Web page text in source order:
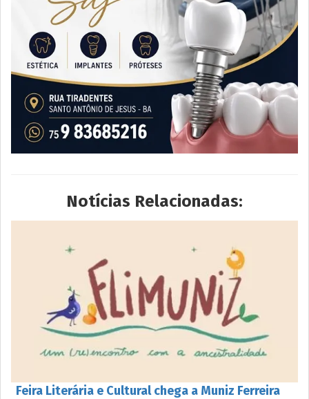
Notícias Relacionadas:
Feira Literária e Cultural chega a Muniz Ferreira